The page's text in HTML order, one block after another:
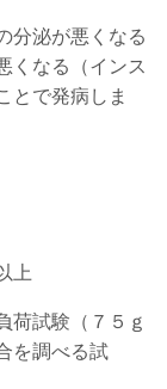
分泌が悪くなる
くなる（インス
とで発病しま
上
荷試験（７５ｇ
を調べる試